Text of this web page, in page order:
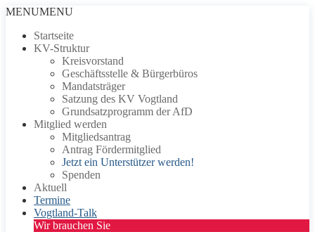
Zum
springen
Menü
Schließen
MENUMENU
Startseite
KV-Struktur
Kreisvorstand
Geschäftsstelle & Bürgerbüros
Mandatsträger
Satzung des KV Vogtland
Grundsatzprogramm der AfD
Mitglied werden
Mitgliedsantrag
Antrag Fördermitglied
Jetzt ein Unterstützer werden!
Spenden
Aktuell
Termine
Vogtland-Talk
Wir brauchen Sie